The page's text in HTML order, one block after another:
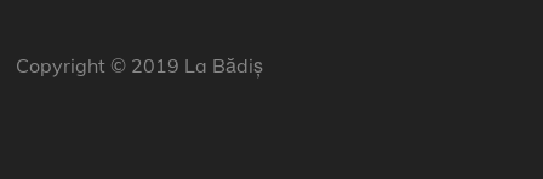
Copyright © 2019 La Bădiș